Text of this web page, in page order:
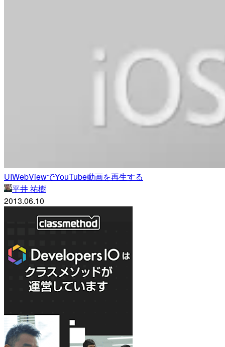
UIWebViewでYouTube動画を再生する
平井 祐樹
2013.06.10